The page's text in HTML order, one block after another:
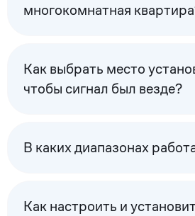
многокомнатная
Как выбрать место
чтобы сигнал был везде?
В каких диапазонах
Как настроить и